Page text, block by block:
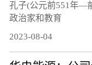
孔子(公元前551年—
政治家和教育
2023-08-04